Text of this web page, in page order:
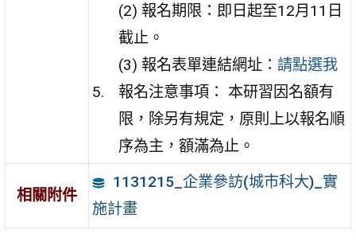
(2) 報名期限：即日起至12月11日
截止。
(3) 報名表單連結網址： 請點選我
報名注意事項： 本研習因名額有
限，除另有規定，原則上以報名順
序為主，額滿為止。
相關附件
1131215_企業參訪(城市科大)_實
施計畫